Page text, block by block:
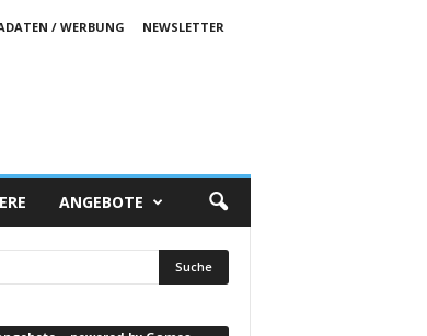
/ WERBUNG
NEWSLETTER
ANGEBOTE